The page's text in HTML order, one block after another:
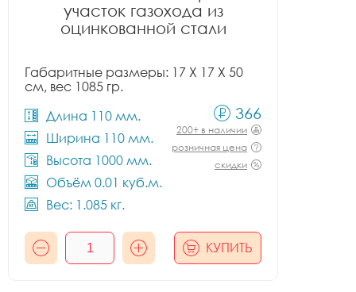
участок газохода из
оцинкованной стали
Габаритные размеры: 17 X 17 X 50
см, вес 1085 гр.
Длина 110 мм.
Ширина 110 мм.
Высота 1000 мм.
Объём 0.01 куб.м.
Вес: 1.085 кг.
366
200+ в наличии
розничная цена
скидки
КУПИТЬ